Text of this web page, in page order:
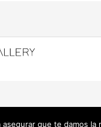
asegurar que te damos